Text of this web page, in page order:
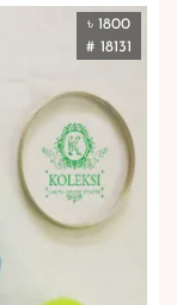
৳ 1800
# 18131